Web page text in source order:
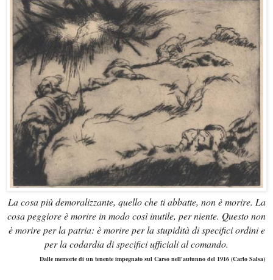
La cosa più demoralizzante, quello che ti abbatte, non è morire. La
cosa peggiore è morire in modo così inutile, per niente. Questo non
è morire per la patria: è morire per la stupidità di specifici ordini e
per la codardia di specifici ufficiali al comando.
Dalle memorie di un tenente impegnato sul Carso nell'autunno del 1916 (Carlo Salsa)